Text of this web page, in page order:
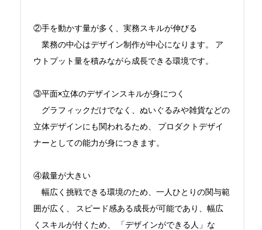
②手を動かす量が多く、実務スキルが伸びる
業務の中心はデザイン制作が中心になります。 ア
ウトプット量を積みながら成長できる環境です。
③平面×立体のデザインスキルが身につく
グラフィックだけでなく、ぬいぐるみや雑貨などの
立体デザインにも関われるため、 プロダクトデザイ
ナーとしての能力が身につきます。
④裁量が大きい
幅広く挑戦できる環境のため、一人ひとりの関与範
囲が広く、 スピード感ある成長が可能であり、幅広
くスキルが付くため、 「デザインができる人」な